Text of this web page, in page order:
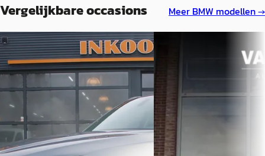
Vergelijkbare occasions Meer BMW modellen →
BMW X1·2012
XDrive20i
€ 8.999
v.a. € 191/mnd
Scherp geprijsd
sDrive20i High
v.a. € 296/mnd
Scherp geprijsd